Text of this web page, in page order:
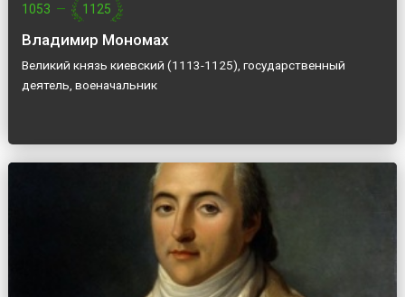
1053 — 1125
Владимир Мономах
Великий князь киевский (1113-1125), государственный
деятель, военачальник